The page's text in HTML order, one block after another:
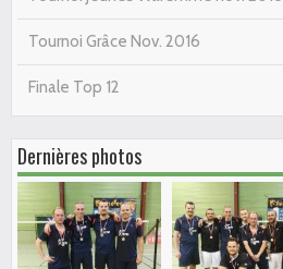
Tournoi Grâce Nov. 2016
Finale Top 12
Dernières photos